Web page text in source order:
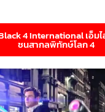
4 International เอ็ม
ชนสากลพิทักษ์โลก 4